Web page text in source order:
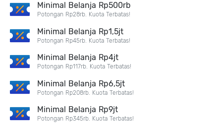
Minimal Belanja Rp500rb
Potongan Rp28rb. Kuota Terbatas!
Minimal Belanja Rp1,5jt
Potongan Rp45rb. Kuota Terbatas!
Minimal Belanja Rp4jt
Potongan Rp117rb. Kuota Terbatas!
Minimal Belanja Rp6,5jt
Potongan Rp208rb. Kuota Terbatas!
Minimal Belanja Rp9jt
Potongan Rp345rb. Kuota Terbatas!